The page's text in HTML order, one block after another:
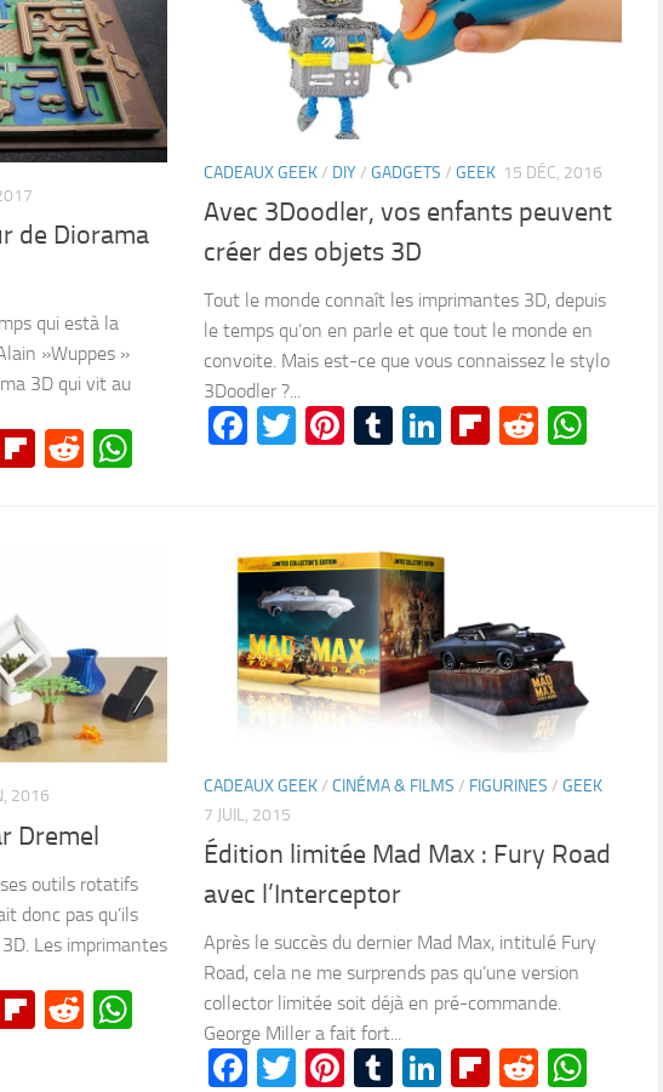
de Diorama
qui està la
»Wuppes »
3D qui vit au
Flipboard
RedditWhatsApp
CADEAUX GEEK/ DIY/ GADGETS / GEEK 15 DÉC, 2016
Avec 3Doodler, vos enfants peuvent
créer des objets 3D
Tout le monde connaît les imprimantes 3D, depuis
le temps qu’on en parle et que tout le monde en
convoite. Mais est-ce que vous connaissez le stylo
3Doodler ?...
Facebook
Twitter
Pinterest
Tumblr
LinkedIn
Flipboard
Reddit
2016
Dremel
outils rotatifs
donc pas qu’ils
Les imprimantes
Flipboard
RedditWhatsApp
CADEAUX GEEK/ CINÉMA & FILMS / FIGURINES / GEEK
7 JUIL, 2015
Édition limitée Mad Max : Fury Road
avec l’Interceptor
Après le succès du dernier Mad Max, intitulé Fury
Road, cela ne me surprends pas qu’une version
collector limitée soit déjà en pré-commande.
George Miller a fait fort...
Facebook
Twitter
Pinterest
Tumblr
LinkedIn
Flipboard
Reddit